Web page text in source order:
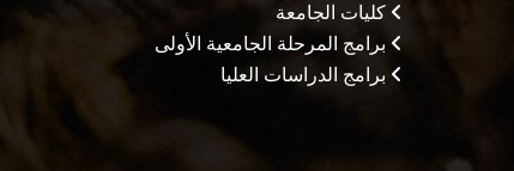
كليات الجامعة
برامج المرحلة الجامعية الأولى
برامج الدراسات العليا